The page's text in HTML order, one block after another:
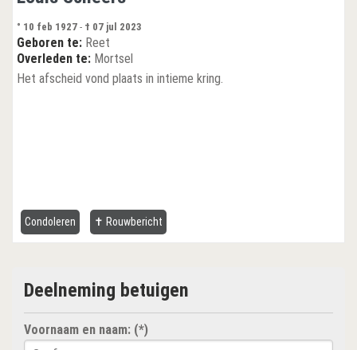
° 10 feb 1927 - † 07 jul 2023
Geboren te: Reet
Overleden te: Mortsel
Het afscheid vond plaats in intieme kring.
Condoleren ✝ Rouwbericht
Deelneming betuigen
Voornaam en naam: (*)